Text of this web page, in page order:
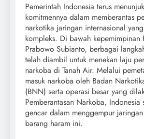
Pemerintah Indonesia terus
komitmennya dalam memberantas
narkotika jaringan internasional
kompleks. Di bawah kepemimpinan
Prabowo Subianto, berbagai
telah diambil untuk menekan laju
narkoba di Tanah Air. Melalui
masuk narkoba oleh Badan
(BNN) serta operasi besar yang
Pemberantasan Narkoba, Indonesia
gencar dalam menggempur
barang haram ini.